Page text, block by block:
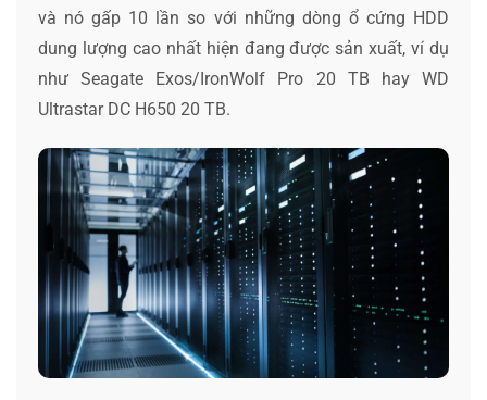
và nó gấp 10 lần so với những dòng ổ cứng HDD
dung lượng cao nhất hiện đang được sản xuất, ví dụ
như Seagate Exos/IronWolf Pro 20 TB hay WD
Ultrastar DC H650 20 TB.